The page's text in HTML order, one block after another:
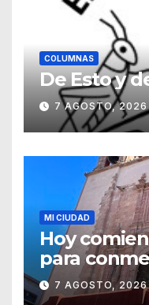
COLUMNAS
De Esto y
7 AGOSTO, 2026
MI CIUDAD
Hoy
para
del templo
7 AGOSTO, 2026